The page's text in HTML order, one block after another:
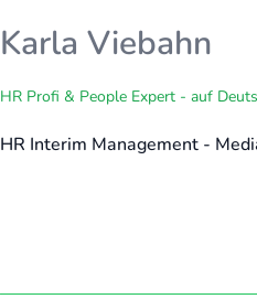
Karla Viebahn
HR Profi & People Expert - auf
HR Interim Management -